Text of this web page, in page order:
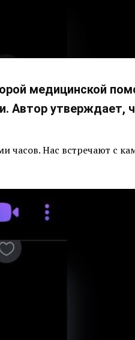
медицинской
Автор утверждает,
часов. Нас встречают с